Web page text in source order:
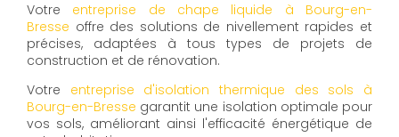
Votre entreprise de chape liquide à Bourg-en-
Bresse offre des solutions de nivellement rapides et
précises, adaptées à tous types de projets de
construction et de rénovation.
Votre entreprise d'isolation thermique des sols à
Bourg-en-Bresse garantit une isolation optimale pour
vos sols, améliorant ainsi l'efficacité énergétique de